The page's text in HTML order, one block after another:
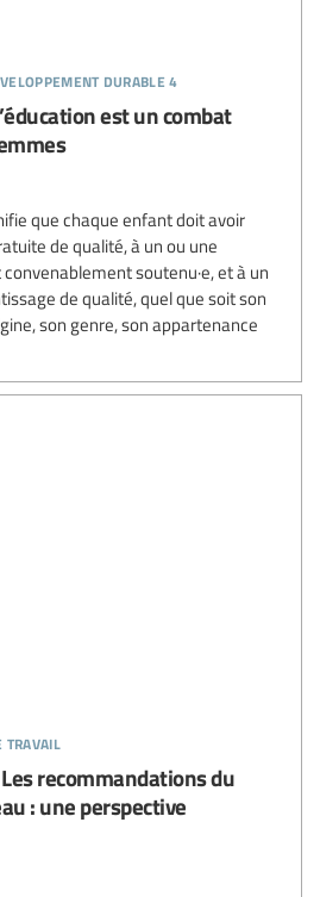
durable 4
est un combat
que chaque enfant doit avoir
de qualité, à un ou une
convenablement soutenu·e, et à un
de qualité, quel que soit son
son genre, son appartenance
travail
recommandations du
: une perspective